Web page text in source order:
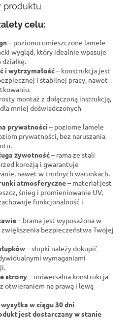
produktu
celu:
– poziomo umieszczone lamele
wygląd, który idealnie wpasuje
i wytrzymałość– konstrukcja jest
i stabilnej pracy, nawet
montaż z dołączoną instrukcją,
mniej doświadczonych
prywatności – poziome lamele
prywatności, bez naruszania
żywotność– rama ze stali
korozją i gwarantuje
nawet w trudnych warunkach.
atmosferyczne– materiał jest
śnieg i promieniowanie UV,
funkcjonalność i
– brama jest wyposażona w
zwiększenia bezpieczeństwa Twojej
– słupki należy dokupić
wymaganiami
strony– uniwersalna konstrukcja
otwieraniem na prawą i lewą
w ciągu 30 dni
jest dostarczany w stanie